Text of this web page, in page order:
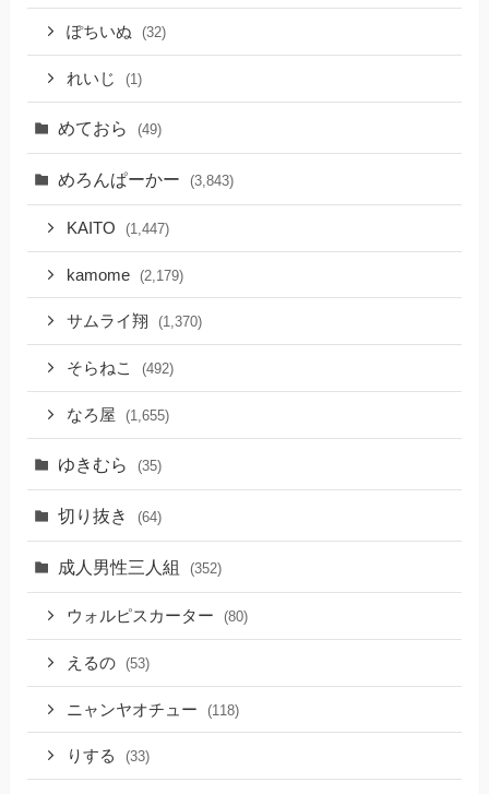
ぽちいぬ (32)
れいじ (1)
めておら (49)
めろんぱーかー (3,843)
KAITO (1,447)
kamome (2,179)
サムライ翔 (1,370)
そらねこ (492)
なろ屋 (1,655)
ゆきむら (35)
切り抜き (64)
成人男性三人組 (352)
ウォルピスカーター (80)
えるの (53)
ニャンヤオチュー (118)
りする (33)